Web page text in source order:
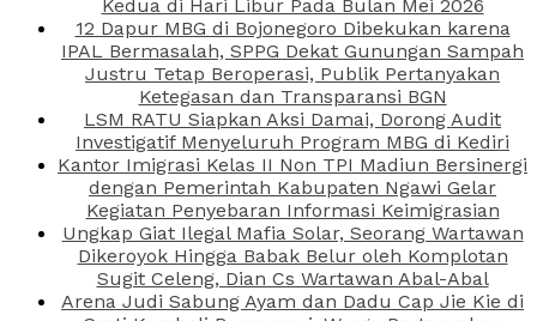
Kedua di Hari Libur Pada Bulan Mei 2026
12 Dapur MBG di Bojonegoro Dibekukan karena
IPAL Bermasalah, SPPG Dekat Gunungan Sampah
Justru Tetap Beroperasi, Publik Pertanyakan
Ketegasan dan Transparansi BGN
LSM RATU Siapkan Aksi Damai, Dorong Audit
Investigatif Menyeluruh Program MBG di Kediri
Kantor Imigrasi Kelas II Non TPI Madiun Bersinergi
dengan Pemerintah Kabupaten Ngawi Gelar
Kegiatan Penyebaran Informasi Keimigrasian
Ungkap Giat Ilegal Mafia Solar, Seorang Wartawan
Dikeroyok Hingga Babak Belur oleh Komplotan
Sugit Celeng, Dian Cs Wartawan Abal-Abal
Arena Judi Sabung Ayam dan Dadu Cap Jie Kie di